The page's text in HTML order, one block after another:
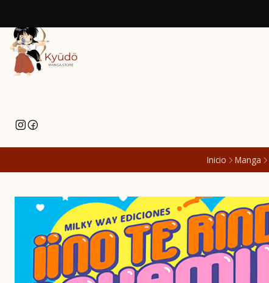
Inicio Manga